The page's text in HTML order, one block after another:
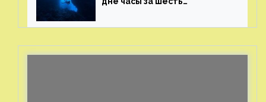
с помощью пластиковых